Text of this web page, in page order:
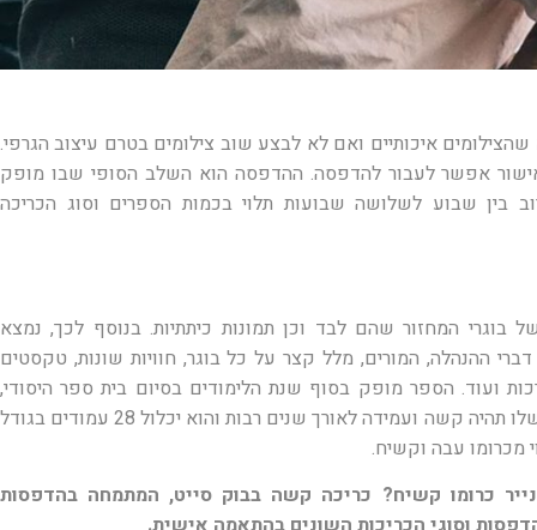
איכותיים ואם לא לבצע שוב צילומים בטרם עיצוב הגרפי.
אפשר לעבור להדפסה. ההדפסה הוא השלב הסופי שבו מופק
בין שבוע לשלושה שבועות תלוי בכמות הספרים וסוג הכריכה
בוגרי המחזור שהם לבד וכן תמונות כיתתיות. בנוסף לכך, נמצא
ההנהלה, המורים, מלל קצר על כל בוגר, חוויות שונות, טקסטים
ועוד. הספר מופק בסוף שנת הלימודים בסיום בית ספר היסודי,
החטיבה והתיכון. לרוב הכריכה שלו תהיה קשה ועמידה לאורך שנים רבות והוא יכלול 28 עמודים בגודל
כרומו קשיח? כריכה קשה בבוק סייט, המתמחה בהדפסות